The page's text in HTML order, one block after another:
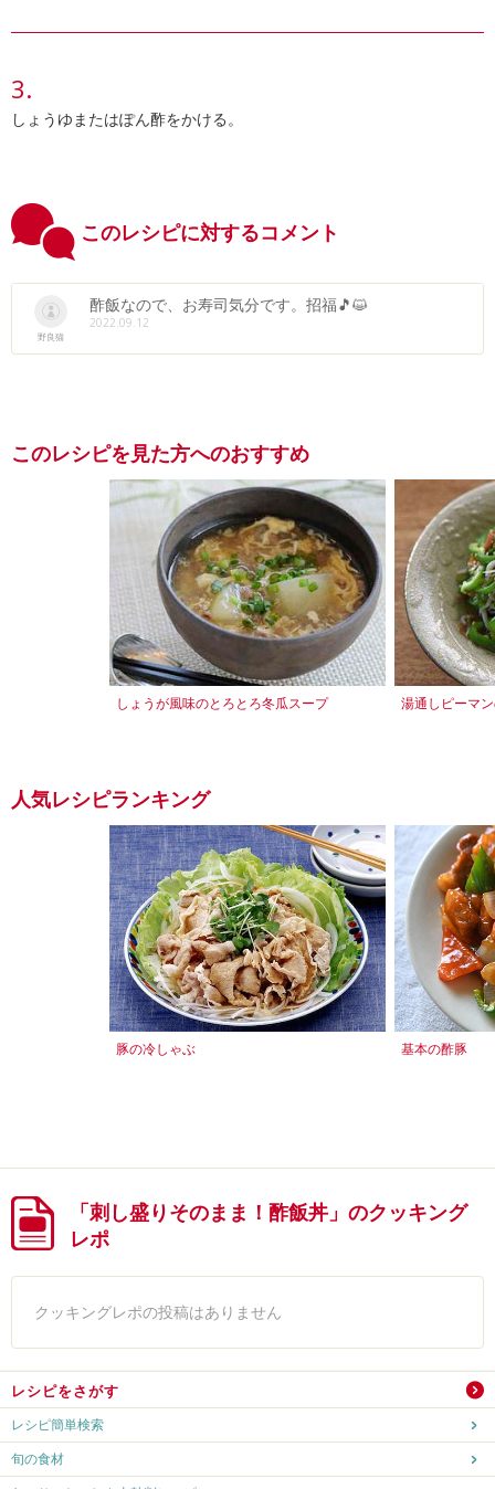
しょうゆまたはぽん酢をかける。
このレシピに対するコメント
野良猫
酢飯なので、お寿司気分です。招福🎵😺
2022.09.12
このレシピを見た方へのおすすめ
しょうが風味のとろとろ冬瓜スープ 湯通しピーマ
人気レシピランキング
豚の冷しゃぶ 基本の酢豚
「刺し盛りそのまま！酢飯丼」のクッキング
レポ
クッキングレポの投稿はありません
レシピをさがす
レシピ簡単検索
旬の食材